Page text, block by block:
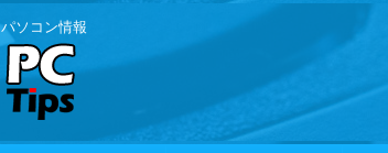
パソコン情報